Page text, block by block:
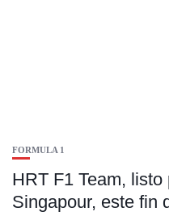
FORMULA 1
HRT F1 Team,
Singapour, este fin